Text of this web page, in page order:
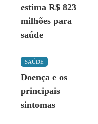
estima R$ 823
milhões para
saúde
SAÚDE
Doença e os
principais
sintomas